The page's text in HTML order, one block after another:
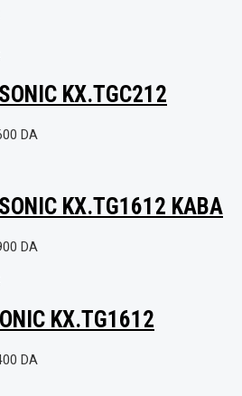
KX.TGC212
DA
KX.TG1612 KABA
DA
KX.TG1612
DA